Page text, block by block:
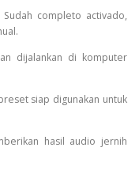
Sudah completo activado,
dijalankan di komputer
siap digunakan untuk
hasil audio jernih